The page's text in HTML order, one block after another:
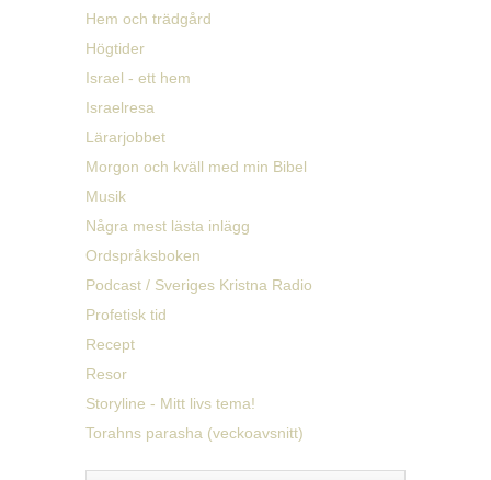
Hem och trädgård
Högtider
Israel - ett hem
Israelresa
Lärarjobbet
Morgon och kväll med min Bibel
Musik
Några mest lästa inlägg
Ordspråksboken
Podcast / Sveriges Kristna Radio
Profetisk tid
Recept
Resor
Storyline - Mitt livs tema!
Torahns parasha (veckoavsnitt)